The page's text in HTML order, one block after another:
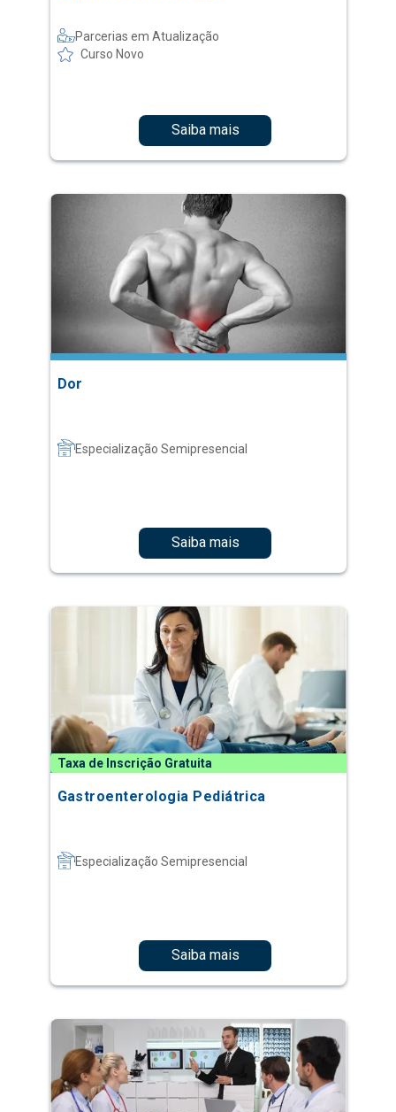
Parcerias em Atualização
Curso Novo
Saiba mais
Dor
Especialização Semipresencial
Saiba mais
Taxa de Inscrição Gratuita
Gastroenterologia Pediátrica
Especialização Semipresencial
Saiba mais